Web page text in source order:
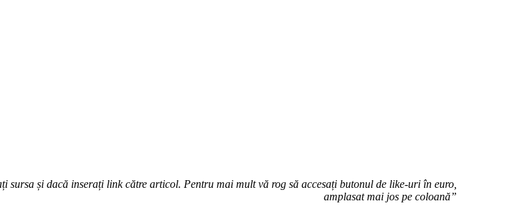
sursa și dacă inserați link către articol. Pentru mai mult vă rog să accesați butonul de like-uri în euro,
amplasat mai jos pe coloană”